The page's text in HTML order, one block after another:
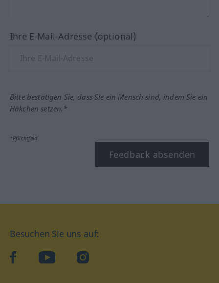
Ihre E-Mail-Adresse (optional)
Bitte bestätigen Sie, dass Sie ein Mensch sind, indem Sie ein
Häkchen setzen.*
*Pflichtfeld
Feedback absenden
Besuchen Sie uns auf:
facebookYouTube Instagram